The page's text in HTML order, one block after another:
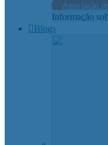
Associação
Informação
Blogs